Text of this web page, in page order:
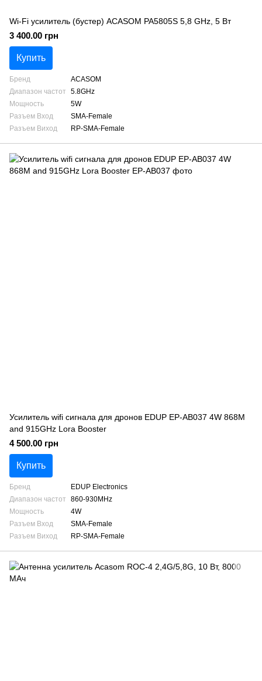
Wi-Fi усилитель (бустер) ACASOM PA5805S 5,8 GHz, 5 Вт
3 400.00 грн
Купить
Бренд
ACASOM
Диапазон частот
5.8GHz
Мощность
5W
Разъем Вход
SMA-Female
Разъем Виход
RP-SMA-Female
Усилитель wifi сигнала для дронов EDUP EP-AB037 4W 868M
and 915GHz Lora Booster
4 500.00 грн
Купить
Бренд
EDUP Electronics
Диапазон частот
860-930MHz
Мощность
4W
Разъем Вход
SMA-Female
Разъем Виход
RP-SMA-Female